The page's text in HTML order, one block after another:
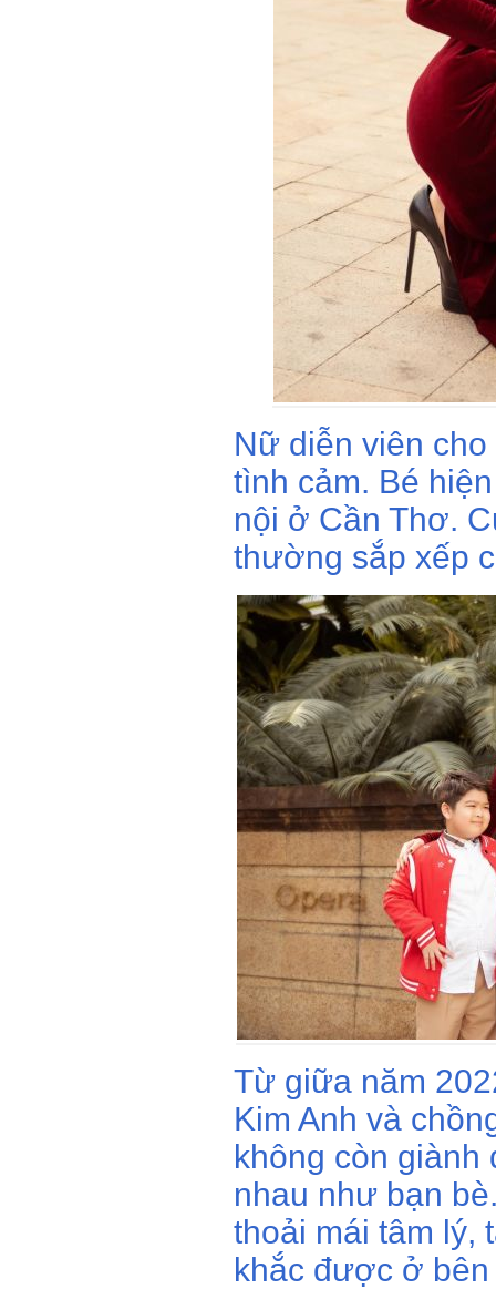
Nữ diễn viên
tình cảm. Bé
nội ở Cần Thơ.
thường sắp xếp
Từ giữa năm
Kim Anh và
không còn giành
nhau như bạn
thoải mái tâm lý,
khắc được ở